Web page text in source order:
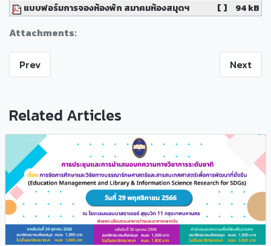
Attachments:
แบบฟอร์มการจองห้องพัก สมาคมห้องสมุดฯ
[ ] 94 kB
Prev Next
Related Articles